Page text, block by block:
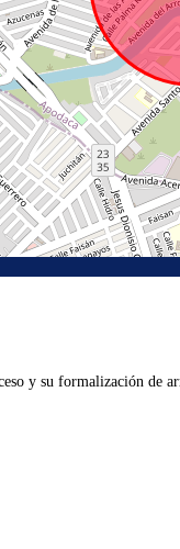
y su formalización de